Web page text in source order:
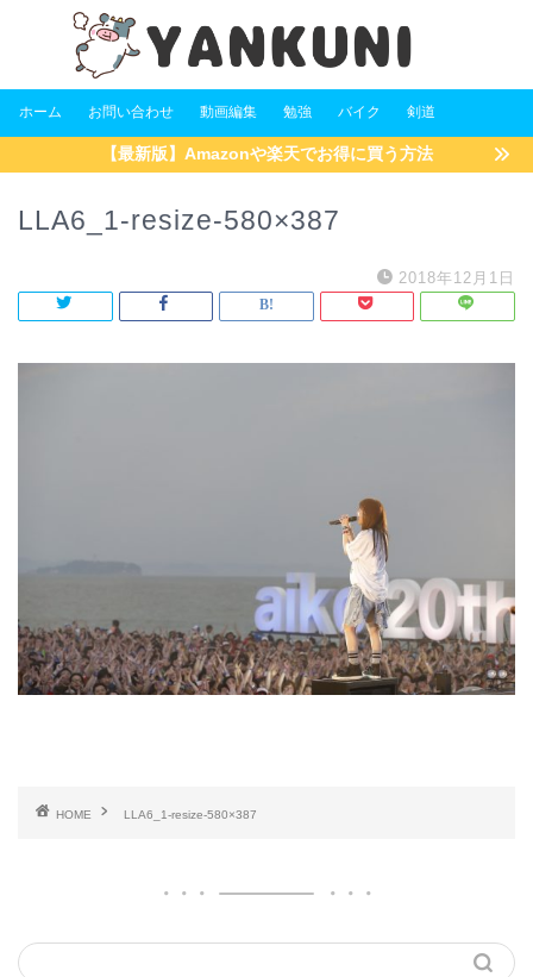
ホーム お問い合わせ 動画編集 勉強 バイク 剣道
【最新版】Amazonや楽天でお得に買う方法
LLA6_1-resize-580×387
2018年12月1日
HOME LLA6_1-resize-580×387